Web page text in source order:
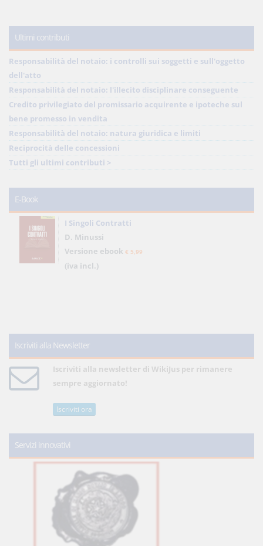
Ultimi contributi
Responsabilità del notaio: i controlli sui soggetti e sull'oggetto
dell'atto
Responsabilità del notaio: l'illecito disciplinare conseguente
Credito privilegiato del promissario acquirente e ipoteche sul
bene promesso in vendita
Responsabilità del notaio: natura giuridica e limiti
Reciprocità delle concessioni
Tutti gli ultimi contributi >
E-Book
I Singoli Contratti
D. Minussi
Versione ebook € 5,99
(iva incl.)
Iscriviti alla Newsletter
Iscriviti alla newsletter di WikiJus per rimanere
sempre aggiornato!
Iscriviti ora
Servizi innovativi